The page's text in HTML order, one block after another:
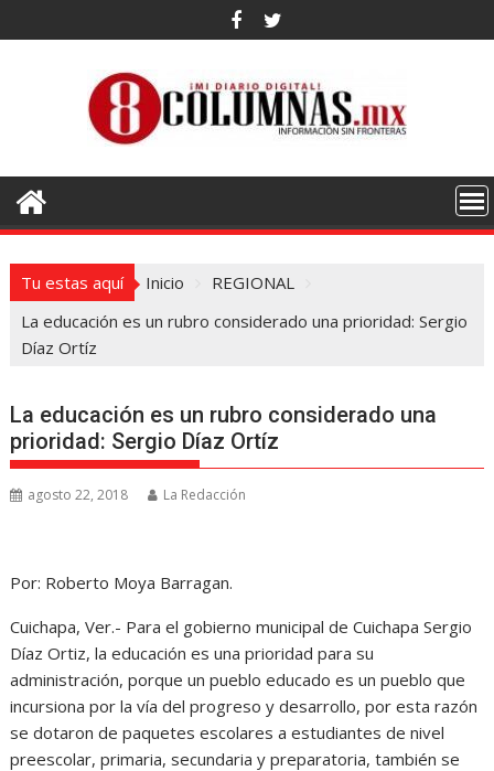
al
Tu estas aquí Inicio
REGIONAL
La educación es un rubro considerado una prioridad: Sergio
Díaz Ortíz
La educación es un rubro considerado una
prioridad: Sergio Díaz Ortíz
agosto 22, 2018 La Redacción
Por: Roberto Moya Barragan.
Cuichapa, Ver.- Para el gobierno municipal de Cuichapa Sergio
Díaz Ortiz, la educación es una prioridad para su
administración, porque un pueblo educado es un pueblo que
incursiona por la vía del progreso y desarrollo, por esta razón
se dotaron de paquetes escolares a estudiantes de nivel
preescolar, primaria, secundaria y preparatoria, también se